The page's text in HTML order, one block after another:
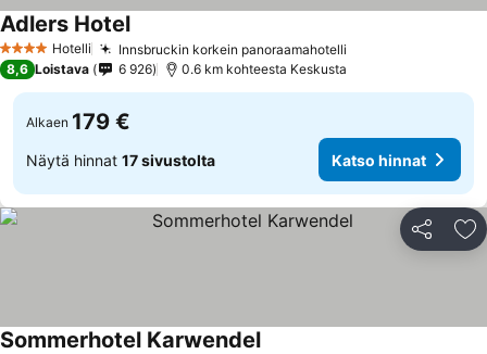
4 Tähtiluokitus
Hotelli Innsbruckin korkein panoraamahotelli
Adlers Hotel
8,6 Loistava 6 926 0.6 km kohteesta Keskusta
Alkaen 179 €
Näytä hinnat 17 sivustolta Katso hinnat
Jaa
Sommerhotel Karwendel